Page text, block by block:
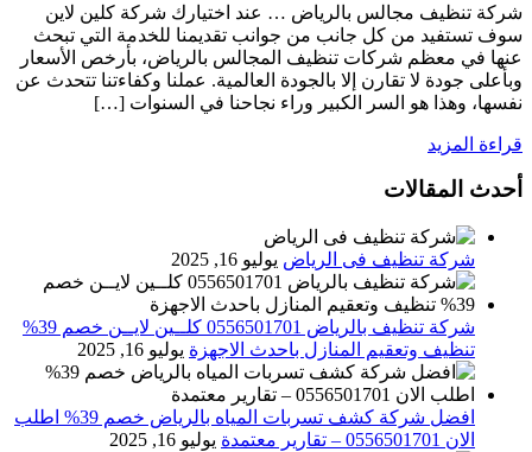
شركة تنظيف مجالس بالرياض … عند اختيارك شركة كلين لاين
سوف تستفيد من كل جانب من جوانب تقديمنا للخدمة التي تبحث
عنها في معظم شركات تنظيف المجالس بالرياض، بأرخص الأسعار
وبأعلى جودة لا تقارن إلا بالجودة العالمية. عملنا وكفاءتنا تتحدث عن
نفسها، وهذا هو السر الكبير وراء نجاحنا في السنوات […]
قراءة المزيد
أحدث المقالات
شركة تنظيف فى الرياض يوليو 16, 2025
شركة تنظيف بالرياض 0556501701 كلــين لايــن خصم 39%
تنظيف وتعقيم المنازل باحدث الاجهزة يوليو 16, 2025
افضل شركة كشف تسربات المياه بالرياض خصم 39% اطلب
الان 0556501701‬‏ – تقارير معتمدة
يوليو 16, 2025